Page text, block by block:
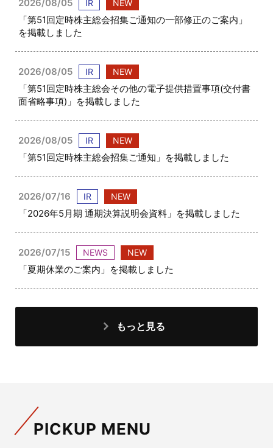
2026/08/05 IR NEW
「第51回定時株主総会招集ご通知の一部修正のご案内」
を掲載しました
2026/08/05 IR NEW
「第51回定時株主総会その他の電子提供措置事項(交付書
面省略事項)」を掲載しました
2026/08/05 IR NEW
「第51回定時株主総会招集ご通知」を掲載しました
2026/07/16 IR NEW
「2026年5月期 通期決算説明会資料」を掲載しました
2026/07/15 NEWS NEW
「夏期休業のご案内」を掲載しました
もっと見る
PICKUP MENU